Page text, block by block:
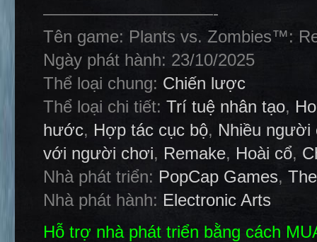
——————————-
Tên game: Plants vs. Zombies™:
Ngày phát hành: 23/10/2025
Thể loại chung: Chiến lược
Thể loại chi tiết: Trí tuệ nhân tạo,
hước, Hợp tác cục bộ, Nhiều người
với người chơi, Remake, Hoài cổ,
Nhà phát triển: PopCap Games,
Nhà phát hành: Electronic Arts
Hỗ trợ nhà phát triển bằng cách